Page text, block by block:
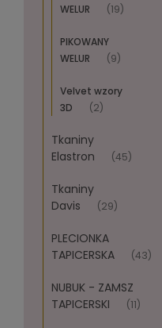
WELUR
(19)
PIKOWANY
WELUR
(9)
Velvet wzory
3D
(2)
Tkaniny
Elastron
(45)
Tkaniny
Davis
(29)
PLECIONKA
TAPICERSKA
(43)
NUBUK - ZAMSZ
TAPICERSKI
(11)